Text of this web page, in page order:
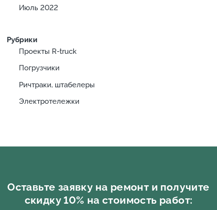
Июль 2022
Рубрики
Проекты R-truck
Погрузчики
Ричтраки, штабелеры
Электротележки
Оставьте заявку на ремонт и получите
скидку 10% на стоимость работ: